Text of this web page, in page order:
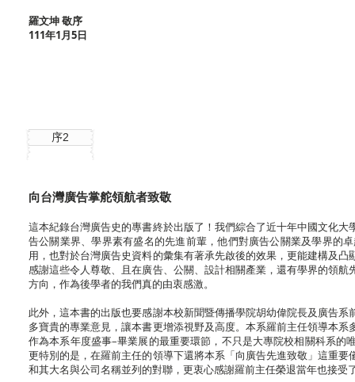
羅文坤 敬序
111年1月5日
序2
向台灣廣告掌舵領航者致敬
這本紀錄台灣廣告史的專書終於出版了！我們綜合了近十年中國文化
告公關業界、學界素有盛名的先進前輩，他們對廣告公關業及學界的
用，也對於台灣廣告史資料的彙集有著承先啟後的效果，更能建構及
感謝這些令人尊敬、且在廣告、公關、設計相關產業，還有學界的領
方向，作為後學者的我們真的由衷感激。
此外，這本書的出版也要感謝本校新聞暨傳播學院胡幼偉院長及廣告
多寶貴的專業意見，讓本書更增添視野及高度。本系羅前主任領導本
作為本系年度盛事–畢業展的最重要環節，不只是大專院校相關科系
更特別的是，在羅前主任的領導下還將本系「向廣告先進致敬」這重
和其大名與公司名稱並列的對聯，更衷心感謝羅前主任榮退當年也接